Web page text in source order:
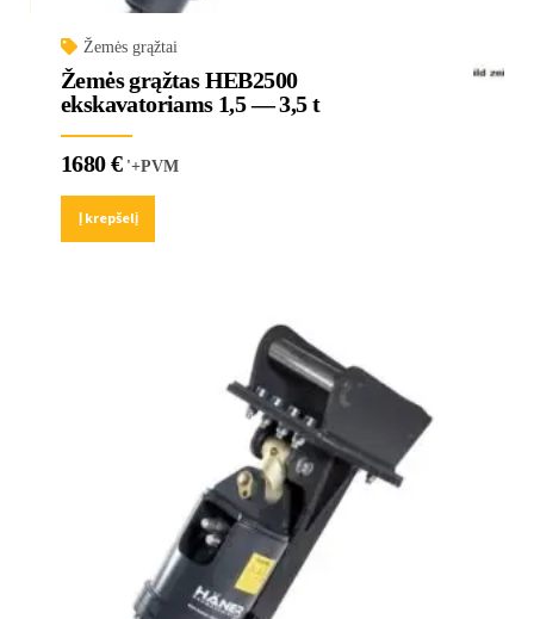
Žemės grąžtai
Žemės grąžtas HEB2500
ekskavatoriams 1,5 — 3,5 t
1680€'+PVM
Į krepšelį